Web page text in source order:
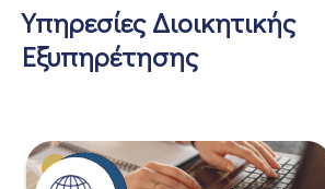
Υπηρεσίες Διοικητικής
Εξυπηρέτησης